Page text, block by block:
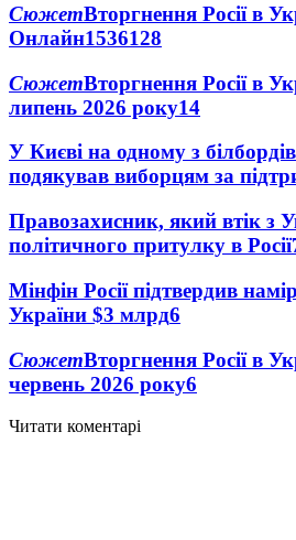
СюжетВторгнення Росії в
Онлайн1536128
СюжетВторгнення Росії в
липень 2026 року14
У Києві на одному з
подякував виборцям за
Правозахисник, який втік з
політичного притулку в Росії
Мінфін Росії підтвердив
України $3 млрд6
СюжетВторгнення Росії в
червень 2026 року6
Читати коментарі